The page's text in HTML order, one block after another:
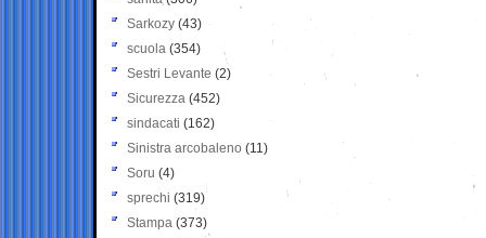
Sarkozy (43)
scuola (354)
Sestri Levante (2)
Sicurezza (452)
sindacati (162)
Sinistra arcobaleno (11)
Soru (4)
sprechi (319)
Stampa (373)